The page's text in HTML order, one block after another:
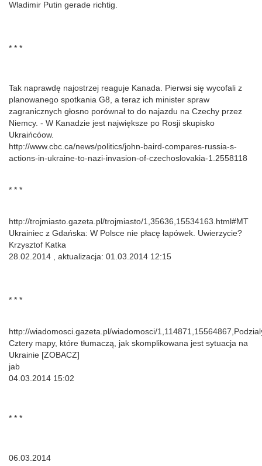
Wladimir Putin gerade richtig.
* * *
Tak naprawdę najostrzej reaguje Kanada. Pierwsi się wycofali z
planowanego spotkania G8, a teraz ich minister spraw
zagranicznych głosno porównał to do najazdu na Czechy przez
Niemcy. - W Kanadzie jest największe po Rosji skupisko
Ukraińcóow.
http://www.cbc.ca/news/politics/john-baird-compares-russia-s-
actions-in-ukraine-to-nazi-invasion-of-czechoslovakia-1.2558118
* * *
http://trojmiasto.gazeta.pl/trojmiasto/1,35636,15534163.html#MT
Ukrainiec z Gdańska: W Polsce nie płacę łapówek. Uwierzycie?
Krzysztof Katka
28.02.2014 , aktualizacja: 01.03.2014 12:15
* * *
http://wiadomosci.gazeta.pl/wiadomosci/
Cztery mapy, które tłumaczą, jak skomplikowana jest sytuacja na
Ukrainie [ZOBACZ]
jab
04.03.2014 15:02
* * *
06.03.2014